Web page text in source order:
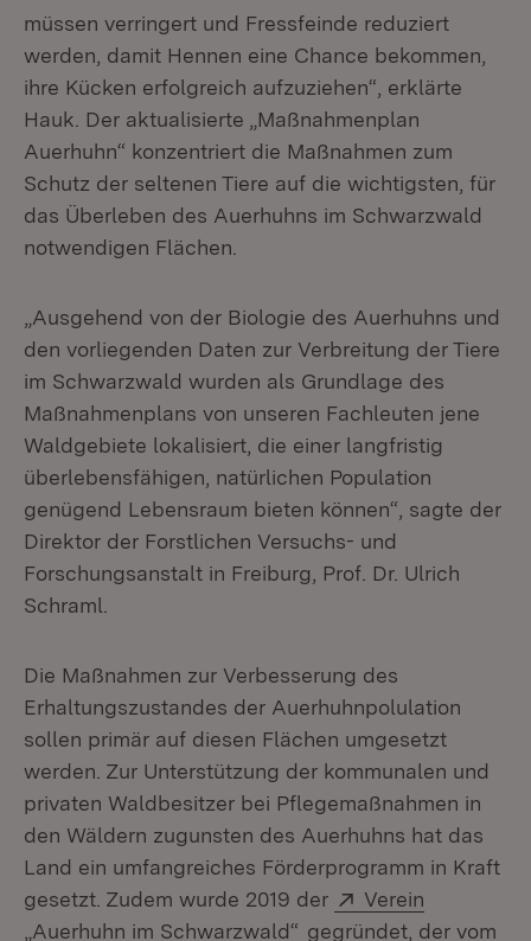
müssen verringert und Fressfeinde reduziert
werden, damit Hennen eine Chance bekommen,
ihre Kücken erfolgreich aufzuziehen“, erklärte
Hauk. Der aktualisierte „Maßnahmenplan
Auerhuhn“ konzentriert die Maßnahmen zum
Schutz der seltenen Tiere auf die wichtigsten, für
das Überleben des Auerhuhns im Schwarzwald
notwendigen Flächen.
„Ausgehend von der Biologie des Auerhuhns und
den vorliegenden Daten zur Verbreitung der Tiere
im Schwarzwald wurden als Grundlage des
Maßnahmenplans von unseren Fachleuten jene
Waldgebiete lokalisiert, die einer langfristig
überlebensfähigen, natürlichen Population
genügend Lebensraum bieten können“, sagte der
Direktor der Forstlichen Versuchs- und
Forschungsanstalt in Freiburg, Prof. Dr. Ulrich
Schraml.
Die Maßnahmen zur Verbesserung des
Erhaltungszustandes der Auerhuhnpolulation
sollen primär auf diesen Flächen umgesetzt
werden. Zur Unterstützung der kommunalen und
privaten Waldbesitzer bei Pflegemaßnahmen in
den Wäldern zugunsten des Auerhuhns hat das
Land ein umfangreiches Förderprogramm in Kraft
gesetzt. Zudem wurde 2019 der
Extern:
Verein
„Auerhuhn im Schwarzwald“ (Öffnet in neuem
gegründet, der vom